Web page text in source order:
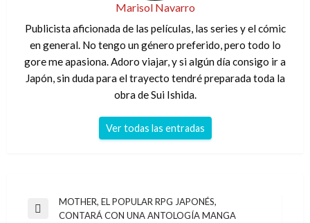
Marisol Navarro
Publicista aficionada de las películas, las series y el cómic
en general. No tengo un género preferido, pero todo lo
gore me apasiona. Adoro viajar, y si algún día consigo ir a
Japón, sin duda para el trayecto tendré preparada toda la
obra de Sui Ishida.
Ver todas las entradas
Navegación
Entrada
MOTHER, EL POPULAR RPG JAPONÉS,
CONTARÁ CON UNA ANTOLOGÍA MANGA